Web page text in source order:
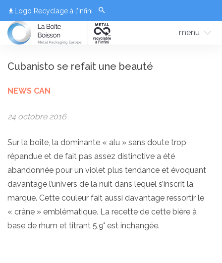
Logo Recyclage à l’Infini
menu
Cubanisto se refait une beauté
NEWS CAN
24 octobre 2016
Sur la boîte, la dominante « alu » sans doute trop
répandue et de fait pas assez distinctive a été
abandonnée pour un violet plus tendance et évoquant
davantage l’univers de la nuit dans lequel s’inscrit la
marque. Cette couleur fait aussi davantage ressortir le
« crâne » emblématique. La recette de cette bière à
base de rhum et titrant 5,9° est inchangée.